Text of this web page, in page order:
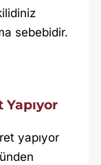
sebebidir.
yapıyor